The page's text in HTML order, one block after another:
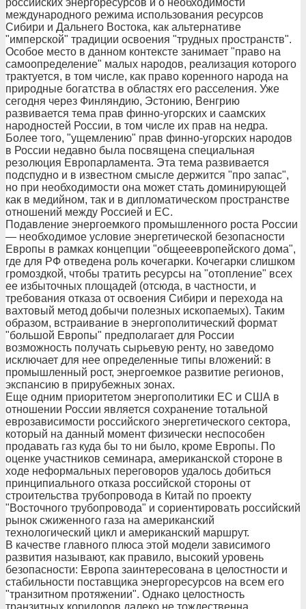
российских энергоресурсов и о необходимости
международного режима использования ресурсов
Сибири и Дальнего Востока, как альтернативе
"имперской" традиции освоения "трудных пространств".
Особое место в данном контексте занимает "право на
самоопределение" малых народов, реализация которого
трактуется, в том числе, как право коренного народа на
природные богатства в областях его расселения. Уже
сегодня через Финляндию, Эстонию, Венгрию
развивается тема прав финно-угорских и саамских
народностей России, в том числе их прав на недра.
Более того, "ущемлению" прав финно-угорских народов
в России недавно была посвящена специальная
резолюция Европарламента. Эта тема развивается
подспудно и в известном смысле держится "про запас",
но при необходимости она может стать доминирующей
как в медийном, так и в дипломатическом пространстве
отношений между Россией и ЕС.
Подавление энергоемкого промышленного роста России
— необходимое условие энергетической безопасности
Европы в рамках концепции "общееевропейского дома",
где для РФ отведена роль кочегарки. Кочегарки слишком
громоздкой, чтобы тратить ресурсы на "отопление" всех
ее избыточных площадей (отсюда, в частности, и
требования отказа от освоения Сибири и перехода на
вахтовый метод добычи полезных ископаемых). Таким
образом, встраивание в энергополитический формат
"большой Европы" предполагает для России
возможность получать сырьевую ренту, но заведомо
исключает для нее определенные типы вложений: в
промышленный рост, энергоемкое развитие регионов,
экспансию в прирубежных зонах.
Еще одним приоритетом энергополитики ЕС и США в
отношении России является сохранение тотальной
еврозависимости российского энергетического сектора,
который на данный момент физически неспособен
продавать газ куда бы то ни было, кроме Европы. По
оценке участников семинара, американской стороне в
ходе неформальных переговоров удалось добиться
принципиального отказа российской стороны от
строительства трубопровода в Китай по проекту
"Восточного трубопровода" и сориентировать российский
рынок сжиженного газа на американский
технологический цикл и американский маршрут.
В качестве главного плюса этой модели зависимого
развития называют, как правило, высокий уровень
безопасности: Европа заинтересована в целостности и
стабильности поставщика энергоресурсов на всем его
"транзитном протяжении". Однако целостность
транзитных коридоров далеко не тождественна